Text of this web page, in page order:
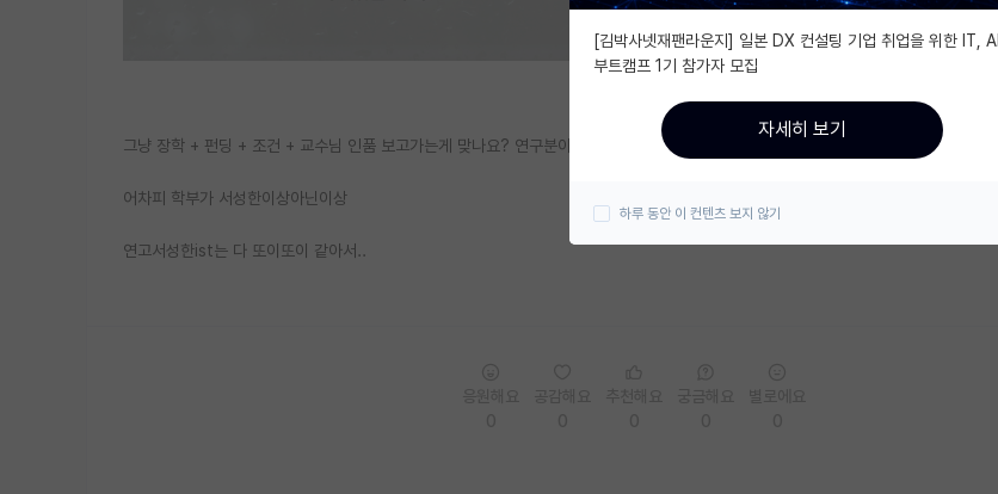
그냥 장학 + 펀딩 + 조건 + 교수님 인품 보고가는게 맞나요? 연구분야는 셋다 비슷합니다
어차피 학부가 서성한이상아닌이상
연고서성한ist는 다 또이또이 같아서..
[김박사넷재팬라운지] 일본 DX 컨설팅 기업 취업을 위한 IT, AI
부트캠프 1기 참가자 모집
자세히 보기
하루 동안 이 컨텐츠 보지 않기